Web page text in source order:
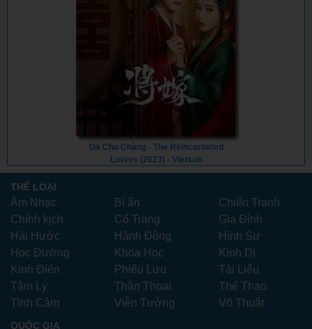
Gả Cho Chàng - The Reincarnated
Lovers (2023) - Vietsub
THỂ LOẠI
Âm Nhạc Bí ẩn
Chiến Tranh
Chính kịch
Cổ Trang
Gia Đình
Hài Hước
Hành Động
Hình Sự
Học Đường
Khoa Học
Kinh Dị
Kinh Điển
Phiêu Lưu
Tài Liệu
Tâm Lý
Thần Thoại
Thể Thao
Tình Cảm
Viễn Tưởng Võ Thuật
QUỐC GIA